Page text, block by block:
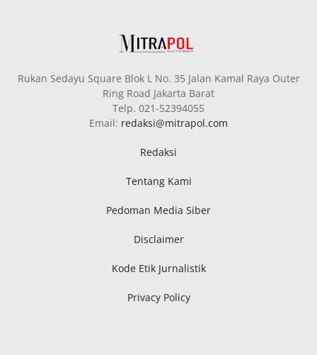
Rukan Sedayu Square Blok L No. 35 Jalan Kamal Raya Outer
Ring Road Jakarta Barat
Telp. 021-52394055
Email: redaksi@mitrapol.com
Redaksi
Tentang Kami
Pedoman Media Siber
Disclaimer
Kode Etik Jurnalistik
Privacy Policy